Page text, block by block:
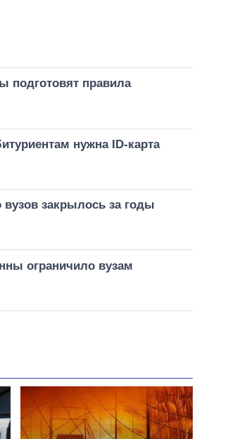
подготовят правила
нужна ID-карта
закрылось за годы
ограничило вузам